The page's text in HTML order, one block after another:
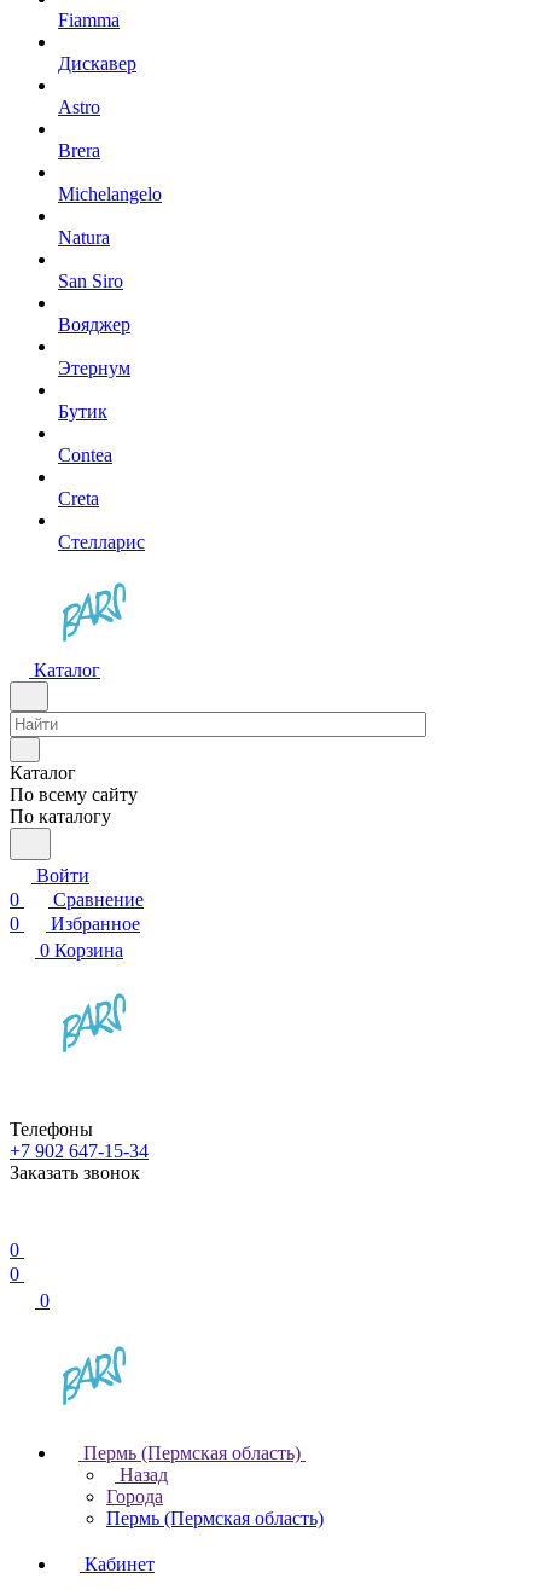
Fiamma
Дискавер
Astro
Brera
Michelangelo
Natura
San Siro
Вояджер
Этернум
Бутик
Contea
Creta
Стелларис
Каталог
Каталог
По всему сайту
По каталогу
Войти
0
Сравнение
0
Избранное
0 Корзина
Телефоны
+7 902 647-15-34
Заказать звонок
0
0
0
Пермь (Пермская область)
Назад
Города
Пермь (Пермская область)
Кабинет